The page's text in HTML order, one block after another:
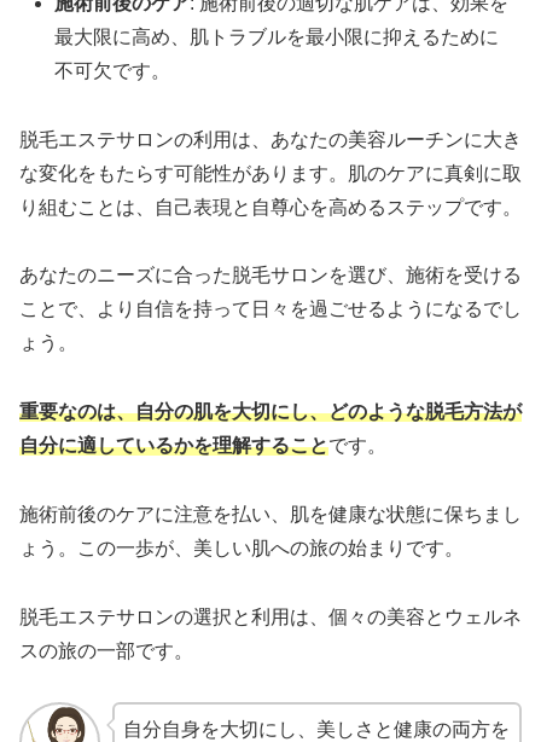
最大限に高め、肌トラブルを最小限に抑えるために
不可欠です。
脱毛エステサロンの利用は、あなたの美容ルーチンに大き
な変化をもたらす可能性があります。肌のケアに真剣に取
り組むことは、自己表現と自尊心を高めるステップです。
あなたのニーズに合った脱毛サロンを選び、施術を受ける
ことで、より自信を持って日々を過ごせるようになるでし
ょう。
重要なのは、自分の肌を大切にし、どのような脱毛方法が
自分に適しているかを理解することです。
施術前後のケアに注意を払い、肌を健康な状態に保ちまし
ょう。この一歩が、美しい肌への旅の始まりです。
脱毛エステサロンの選択と利用は、個々の美容とウェルネ
スの旅の一部です。
自分自身を大切にし、美しさと健康の両方を